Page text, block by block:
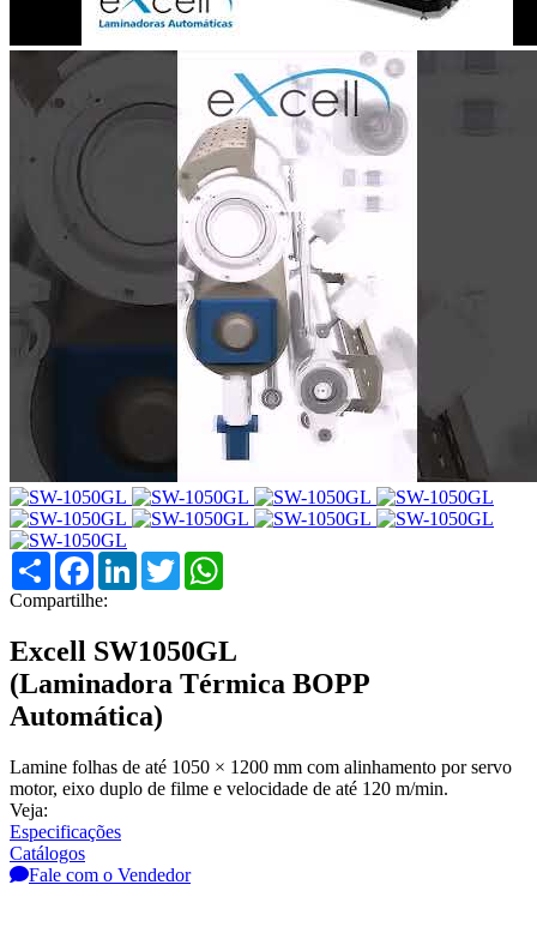
Compartilhar
FacebookLinkedInTwitter
Compartilhe:
Excell SW1050GL
(Laminadora Térmica BOPP
Automática)
Lamine folhas de até 1050 × 1200 mm com alinhamento por servo
motor, eixo duplo de filme e velocidade de até 120 m/min.
Veja:
Especificações
Catálogos
Fale com o Vendedor